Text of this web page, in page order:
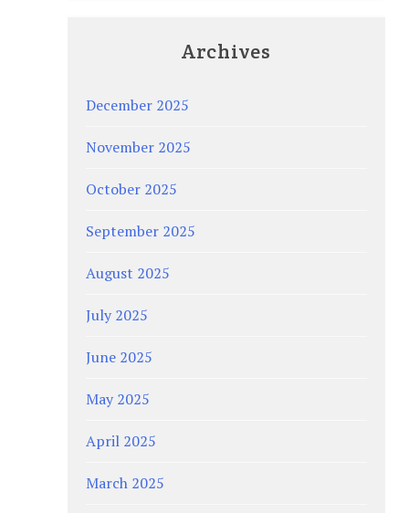
Archives
December 2025
November 2025
October 2025
September 2025
August 2025
July 2025
June 2025
May 2025
April 2025
March 2025